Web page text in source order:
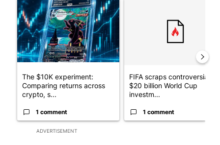
ADVERTISEMENT
A trending article titled "The $10K experiment: Comparing
The $10K experiment:
Comparing returns across
crypto, s...
1 comment
FIFA scraps controversial
$20 billion World Cup
investm...
1 comment